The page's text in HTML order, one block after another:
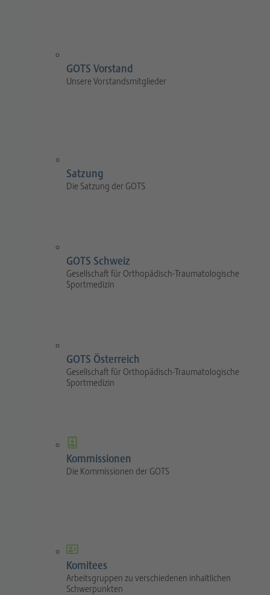
GOTS Vorstand
Unsere Vorstandsmitglieder
Satzung
Die Satzung der GOTS
GOTS Schweiz
Gesellschaft für Orthopädisch-Traumatologische
Sportmedizin
GOTS Österreich
Gesellschaft für Orthopädisch-Traumatologische
Sportmedizin
Kommissionen
Die Kommissionen der GOTS
Komitees
Arbeitsgruppen zu verschiedenen inhaltlichen
Schwerpunkten